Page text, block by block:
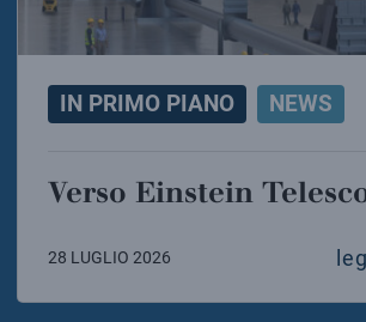
IN PRIMO PIANO NEWS
Verso Einstein
28 LUGLIO 2026